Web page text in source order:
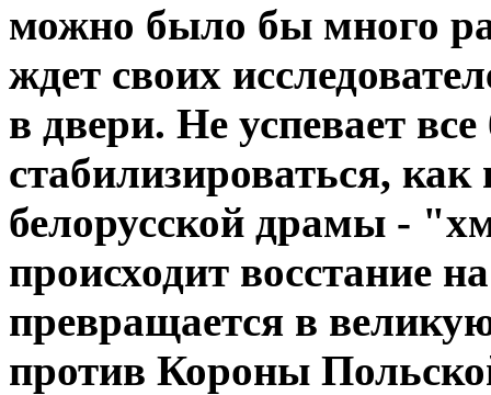
можно было бы много
ждет своих
в двери. Не успевает все
стабилизироваться,
белорусской драмы -
происходит восстание
превращается в
против Короны